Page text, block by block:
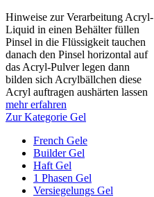
Hinweise zur Verarbeitung Acryl-
Liquid in einen Behälter füllen
Pinsel in die Flüssigkeit tauchen
danach den Pinsel horizontal auf
das Acryl-Pulver legen dann
bilden sich Acrylbällchen diese
Acryl auftragen aushärten lassen
mehr erfahren
Zur Kategorie Gel
French Gele
Builder Gel
Haft Gel
1 Phasen Gel
Versiegelungs Gel